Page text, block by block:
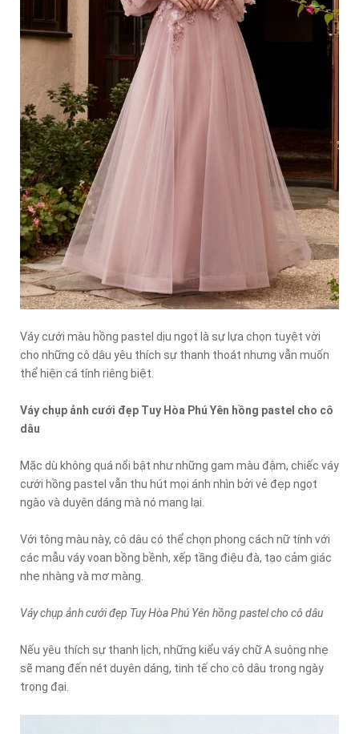
Váy cưới màu hồng pastel dịu ngọt là sự lựa chọn tuyệt vời
cho những cô dâu yêu thích sự thanh thoát nhưng vẫn muốn
thể hiện cá tính riêng biệt.
Váy chụp ảnh cưới đẹp Tuy Hòa Phú Yên hồng pastel cho cô
dâu
Mặc dù không quá nổi bật như những gam màu đậm, chiếc váy
cưới hồng pastel vẫn thu hút mọi ánh nhìn bởi vẻ đẹp ngọt
ngào và duyên dáng mà nó mang lại.
Với tông màu này, cô dâu có thể chọn phong cách nữ tính với
các mẫu váy voan bồng bềnh, xếp tầng điệu đà, tạo cảm giác
nhẹ nhàng và mơ màng.
Váy chụp ảnh cưới đẹp Tuy Hòa Phú Yên hồng pastel cho cô dâu
Nếu yêu thích sự thanh lịch, những kiểu váy chữ A suông nhẹ
sẽ mang đến nét duyên dáng, tinh tế cho cô dâu trong ngày
trọng đại.